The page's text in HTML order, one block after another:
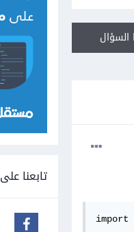
import
تابعنا على